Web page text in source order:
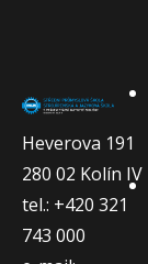
Heverova 191
280 02 Kolín IV
tel.: +420 321
743 000